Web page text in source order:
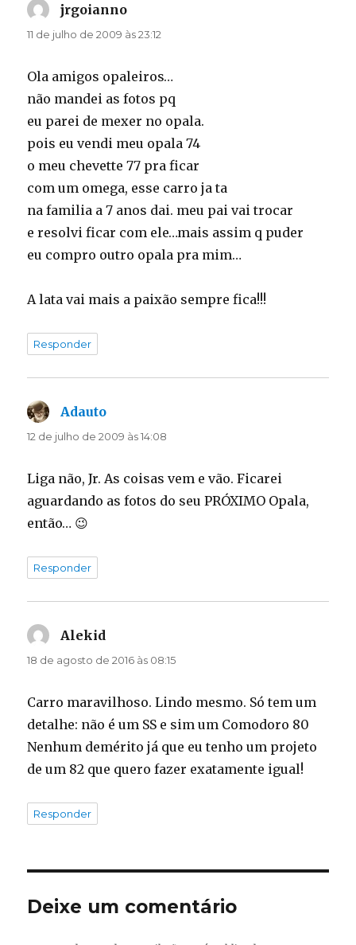
jrgoianno
11 de julho de 2009 às 23:12
Ola amigos opaleiros…
não mandei as fotos pq
eu parei de mexer no opala.
pois eu vendi meu opala 74
o meu chevette 77 pra ficar
com um omega, esse carro ja ta
na familia a 7 anos dai. meu pai vai trocar
e resolvi ficar com ele…mais assim q puder
eu compro outro opala pra mim…
A lata vai mais a paixão sempre fica!!!
Responder
Adauto
12 de julho de 2009 às 14:08
Liga não, Jr. As coisas vem e vão. Ficarei
aguardando as fotos do seu PRÓXIMO Opala,
então… 😉
Responder
Alekid
18 de agosto de 2016 às 08:15
Carro maravilhoso. Lindo mesmo. Só tem um
detalhe: não é um SS e sim um Comodoro 80
Nenhum demérito já que eu tenho um projeto
de um 82 que quero fazer exatamente igual!
Responder
Deixe um comentário